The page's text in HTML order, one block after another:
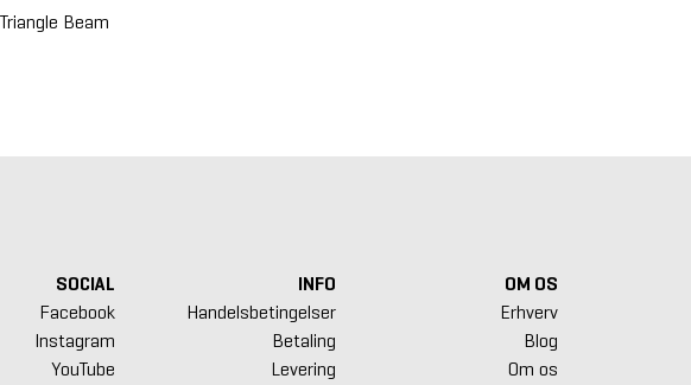
Beam
SOCIAL
Facebook
Instagram
YouTube
INFO
Handelsbetingelser
Betaling
Levering
OM OS
Erhverv
Blog
Om os